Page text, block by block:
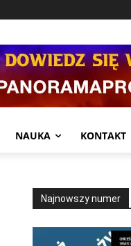
NAUKA KONTAKT
Najnowszy numer